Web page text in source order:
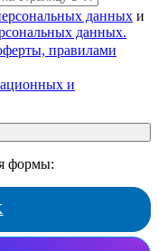
данных и
данных.
правилами
и
формы: